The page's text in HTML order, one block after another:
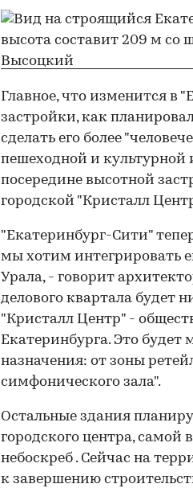
/ 00:00
Главное, что изменится в
застройки, как
сделать его более
пешеходной и культурной
посередине высотной
городской "Кристалл
"Екатеринбург-Сити"
мы хотим интегрировать
Урала, - говорит
делового квартала будет
"Кристалл Центр" -
Екатеринбурга. Это
назначения: от зоны
симфонического зала".
Остальные здания
городского центра, самой
небоскреб . Сейчас на
к завершению